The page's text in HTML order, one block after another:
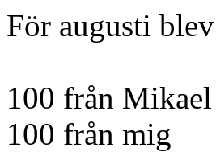
För augusti
100 från Mikael
100 från mig